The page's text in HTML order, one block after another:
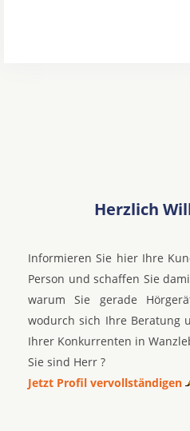
Herzlich
Informieren Sie hier Ihre
Person und schaffen Sie
warum Sie gerade
wodurch sich Ihre Beratung
Ihrer Konkurrenten in
Sie sind Herr ?
Jetzt Profil vervollständigen